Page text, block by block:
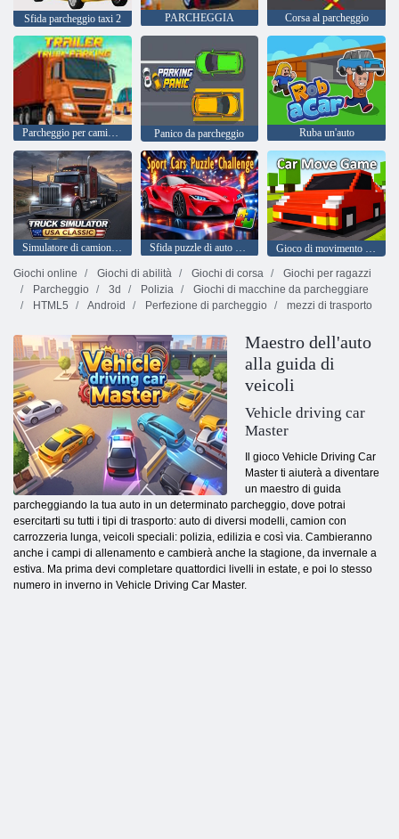
Sfida parcheggio taxi 2 PARCHEGGIA Corsa al parcheggio
Parcheggio per camion con rimorchio Panico da parcheggio Ruba un'auto
Gioco di movimento dell'auto
Giochi online
Giochi di abilità Giochi di corsa
Giochi per ragazzi
Parcheggio
3d Polizia
Giochi di macchine da parcheggiare
HTML5
Android Perfezione di parcheggio mezzi di trasporto
Maestro dell'auto
alla guida di
veicoli
Vehicle driving car
Master
Il gioco Vehicle Driving Car
Master ti aiuterà a diventare
un maestro di guida
parcheggiando la tua auto in un determinato parcheggio, dove potrai
esercitarti su tutti i tipi di trasporto: auto di diversi modelli, camion con
carrozzeria lunga, veicoli speciali: polizia, edilizia e così via. Cambieranno
anche i campi di allenamento e cambierà anche la stagione, da invernale a
estiva. Ma prima devi completare quattordici livelli in estate, e poi lo stesso
numero in inverno in Vehicle Driving Car Master.